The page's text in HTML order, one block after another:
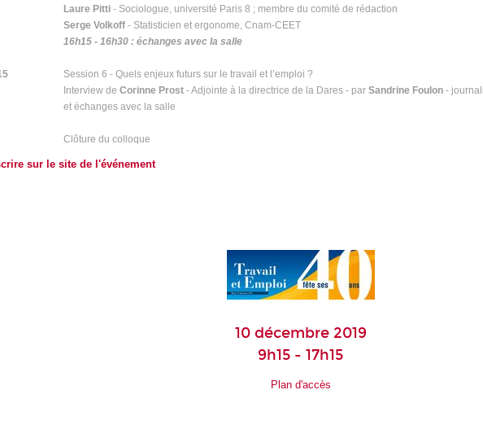
Laure Pitti- Sociologue, université Paris 8 ; membre du comité de rédaction
Serge Volkoff - Statisticien et ergonome, Cnam-CEET
16h15 - 16h30 : échanges avec la salle
Session 6 - Quels enjeux futurs sur le travail et l’emploi ?
Interview de Corinne Prost - Adjointe à la directrice de la Dares - par Sandrine Foulon-
et échanges avec la salle
Clôture du colloque
sur le site de l'événement
10 décembre 2019
9h15 - 17h15
Plan d'accès